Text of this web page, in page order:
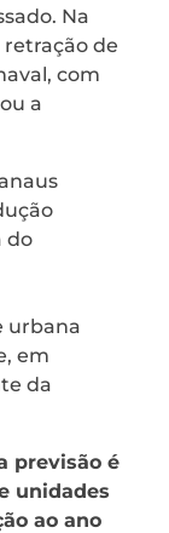
Na
de
com
a
do
urbana
em
da
previsão é
unidades
ao ano